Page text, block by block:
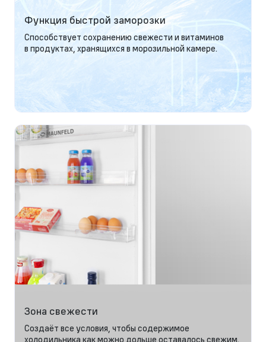
Функция быстрой заморозки
Способствует сохранению свежести и витаминов
в продуктах, хранящихся в морозильной камере.
Зона свежести
Создаёт все условия, чтобы содержимое
холодильника как можно дольше оставалось свежим.